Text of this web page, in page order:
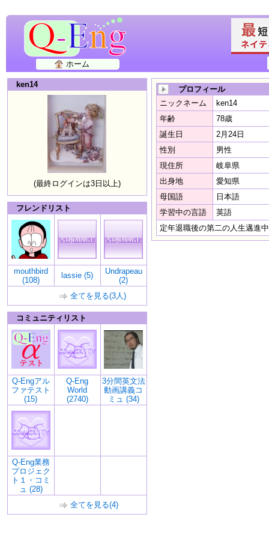
ホーム
ken14
(最終ログインは3日以上)
フレンドリスト
mouthbird
(108)
lassie (5)
Undrapeau
(2)
全てを見る(3人)
コミュニティリスト
Q-Engアル
ファテスト
(15)
Q-Eng
World
(2740)
3分間英文法
動画講義コ
ミュ (34)
Q-Eng業務
プロジェク
ト１・コミ
ュ (28)
全てを見る(4)
プロフィール
ニックネーム
ken14
年齢
78歳
誕生日
2月24日
性別
男性
現住所
岐阜県
出身地
愛知県
母国語
日本語
学習中の言語
英語
定年退職後の第二の人生邁進